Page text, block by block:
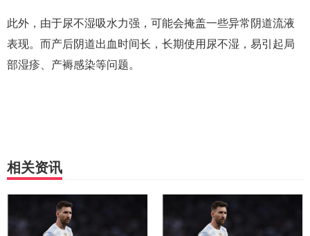
此外，由于尿不湿吸水力强，可能会掩盖一些异常阴道流液
表现。而产后阴道出血时间长，长期使用尿不湿，易引起局
部湿疹、产褥感染等问题。
相关资讯